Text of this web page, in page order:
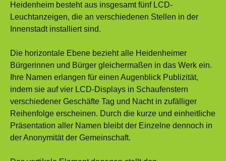
Heidenheim besteht aus insgesamt fünf LCD-
Leuchtanzeigen, die an verschiedenen Stellen in der
Innenstadt installiert sind.
Die horizontale Ebene bezieht alle Heidenheimer
Bürgerinnen und Bürger gleichermaßen in das Werk ein.
Ihre Namen erlangen für einen Augenblick Publizität,
indem sie auf vier LCD-Displays in Schaufenstern
verschiedener Geschäfte Tag und Nacht in zufälliger
Reihenfolge erscheinen. Durch die kurze und einheitliche
Präsentation aller Namen bleibt der Einzelne dennoch in
der Anonymität der Gemeinschaft.